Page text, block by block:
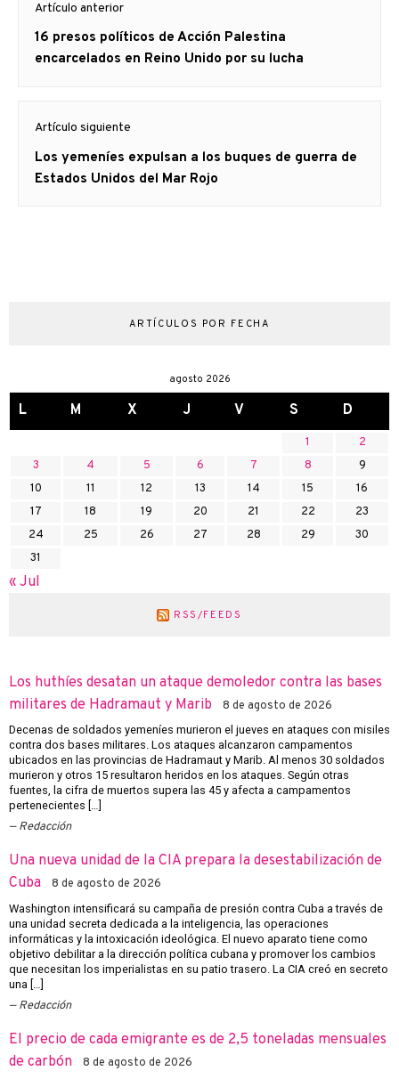
de
entradas
Artículo anterior
Artículo
anterior
16 presos políticos de Acción Palestina
encarcelados en Reino Unido por su lucha
Artículo siguiente
Artículo
siguiente:
Los yemeníes expulsan a los buques de guerra de
Estados Unidos del Mar Rojo
ARTÍCULOS POR FECHA
agosto 2026
L M X J V S D
1
2
3
4 5 6 7 8
9
10
11 12 13 14 15
16
17
18 19 20 21 22
23
24
25 26 27 28 29
30
31
« Jul
RSS/FEEDS
Los huthíes desatan un ataque demoledor contra las bases
militares de Hadramaut y Marib
8 de agosto de 2026
Decenas de soldados yemeníes murieron el jueves en ataques con misiles
contra dos bases militares. Los ataques alcanzaron campamentos
ubicados en las provincias de Hadramaut y Marib. Al menos 30 soldados
murieron y otros 15 resultaron heridos en los ataques. Según otras
fuentes, la cifra de muertos supera las 45 y afecta a campamentos
pertenecientes […]
Redacción
Una nueva unidad de la CIA prepara la desestabilización de
Cuba
8 de agosto de 2026
Washington intensificará su campaña de presión contra Cuba a través de
una unidad secreta dedicada a la inteligencia, las operaciones
informáticas y la intoxicación ideológica. El nuevo aparato tiene como
objetivo debilitar a la dirección política cubana y promover los cambios
que necesitan los imperialistas en su patio trasero. La CIA creó en secreto
una […]
Redacción
El precio de cada emigrante es de 2,5 toneladas mensuales
de carbón
8 de agosto de 2026